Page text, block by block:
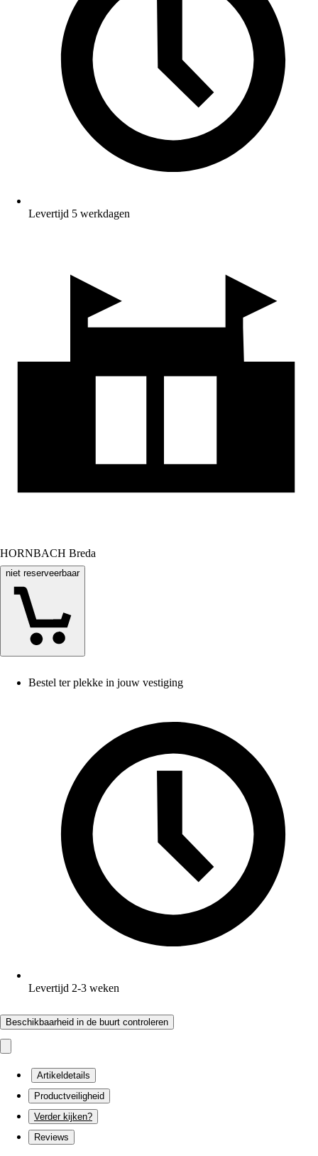
Levertijd 5 werkdagen
HORNBACH Breda
niet reserveerbaar
Bestel ter plekke in jouw vestiging
Levertijd 2-3 weken
Beschikbaarheid in de buurt controleren
Artikeldetails
Productveiligheid
Verder kijken?
Reviews